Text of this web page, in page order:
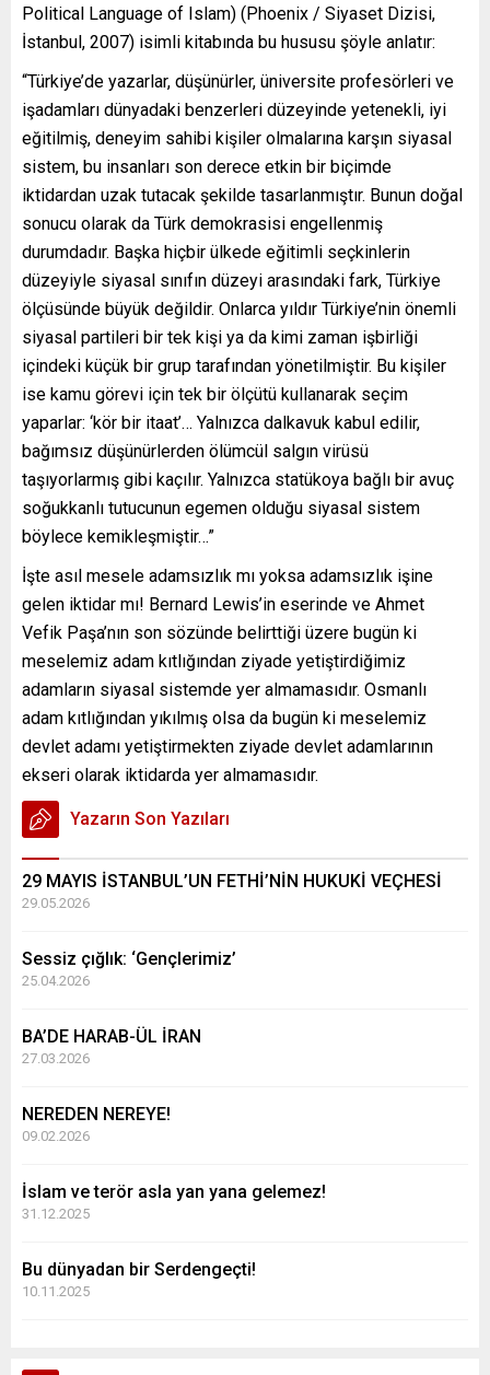
Political Language of Islam) (Phoenix / Siyaset Dizisi,
İstanbul, 2007) isimli kitabında bu hususu şöyle anlatır:
“Türkiye’de yazarlar, düşünürler, üniversite profesörleri ve
işadamları dünyadaki benzerleri düzeyinde yetenekli, iyi
eğitilmiş, deneyim sahibi kişiler olmalarına karşın siyasal
sistem, bu insanları son derece etkin bir biçimde
iktidardan uzak tutacak şekilde tasarlanmıştır. Bunun doğal
sonucu olarak da Türk demokrasisi engellenmiş
durumdadır. Başka hiçbir ülkede eğitimli seçkinlerin
düzeyiyle siyasal sınıfın düzeyi arasındaki fark, Türkiye
ölçüsünde büyük değildir. Onlarca yıldır Türkiye’nin önemli
siyasal partileri bir tek kişi ya da kimi zaman işbirliği
içindeki küçük bir grup tarafından yönetilmiştir. Bu kişiler
ise kamu görevi için tek bir ölçütü kullanarak seçim
yaparlar: ‘kör bir itaat’… Yalnızca dalkavuk kabul edilir,
bağımsız düşünürlerden ölümcül salgın virüsü
taşıyorlarmış gibi kaçılır. Yalnızca statükoya bağlı bir avuç
soğukkanlı tutucunun egemen olduğu siyasal sistem
böylece kemikleşmiştir…”
İşte asıl mesele adamsızlık mı yoksa adamsızlık işine
gelen iktidar mı! Bernard Lewis’in eserinde ve Ahmet
Vefik Paşa’nın son sözünde belirttiği üzere bugün ki
meselemiz adam kıtlığından ziyade yetiştirdiğimiz
adamların siyasal sistemde yer almamasıdır. Osmanlı
adam kıtlığından yıkılmış olsa da bugün ki meselemiz
devlet adamı yetiştirmekten ziyade devlet adamlarının
ekseri olarak iktidarda yer almamasıdır.
Yazarın Son Yazıları
29 MAYIS İSTANBUL’UN FETHİ’NİN HUKUKİ VEÇHESİ
29.05.2026
Sessiz çığlık: ‘Gençlerimiz’
25.04.2026
BA’DE HARAB-ÜL İRAN
27.03.2026
NEREDEN NEREYE!
09.02.2026
İslam ve terör asla yan yana gelemez!
31.12.2025
Bu dünyadan bir Serdengeçti!
10.11.2025